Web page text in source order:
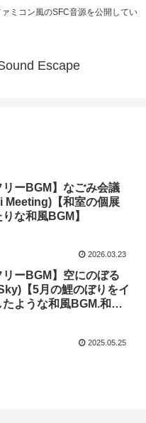
ミコン風のSFC音源を公開してい
Escape
リーBGM】なごみ会議
Meeting)【和室の個展
な和風BGM】
2026.03.23
リーBGM】空にのぼる
【5月の鯉のぼりをイ
たような和風BGM.和
2025.05.25